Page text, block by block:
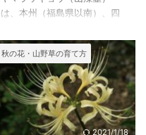
は、本州（福島県以南）、四
に生える多年草です。 ９月の
池の平湿原で、ヤマラッキョ
ウに出会い、その後種を購入
して育て初めて１０年以上過
ぎました。 湿原に生えている
花なので、乾燥させると蕾が
開き切らずきれいな花はさき
秋の花・山野草の育て方
2021/1/18